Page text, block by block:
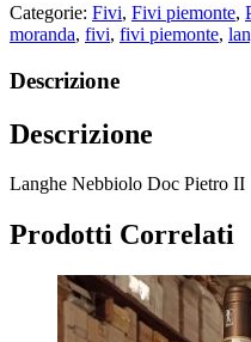
Categorie: Fivi, Fivi piemonte,
moranda, fivi, fivi piemonte,
Descrizione
Descrizione
Langhe Nebbiolo Doc Pietro II
Prodotti Correlati